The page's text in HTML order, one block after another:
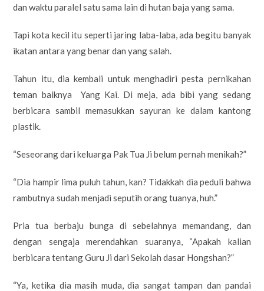
dan waktu paralel satu sama lain di hutan baja yang sama.
Tapi kota kecil itu seperti jaring laba-laba, ada begitu banyak
ikatan antara yang benar dan yang salah.
Tahun itu, dia kembali untuk menghadiri pesta pernikahan
teman baiknya Yang Kai. Di meja, ada bibi yang sedang
berbicara sambil memasukkan sayuran ke dalam kantong
plastik.
“Seseorang dari keluarga Pak Tua Ji belum pernah menikah?”
“Dia hampir lima puluh tahun, kan? Tidakkah dia peduli bahwa
rambutnya sudah menjadi seputih orang tuanya, huh.”
Pria tua berbaju bunga di sebelahnya memandang, dan
dengan sengaja merendahkan suaranya, “Apakah kalian
berbicara tentang Guru Ji dari Sekolah dasar Hongshan?”
“Ya, ketika dia masih muda, dia sangat tampan dan pandai